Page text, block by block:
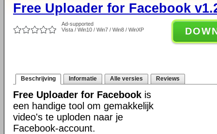
Free Uploader for Facebook
Ad-supported
Vista / Win10 / Win7 / Win8 / WinXP
Beschrijving Informatie Alle versies Reviews
Free Uploader for Facebook is
een handige tool om gemakkelijk
video's te uploden naar je
Facebook-account.